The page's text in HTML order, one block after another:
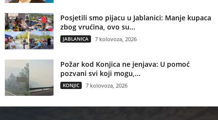
Posjetili smo pijacu u Jablanici: Manje kupaca
zbog vrućina, ovo su...
JABLANICA 7 kolovoza, 2026
Požar kod Konjica ne jenjava: U pomoć
pozvani svi koji mogu,...
KONJIC 7 kolovoza, 2026